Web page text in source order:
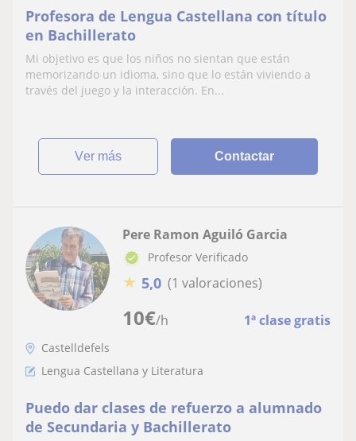
Profesora de Lengua Castellana con título
en Bachillerato
Mi objetivo es que los niños no sientan que están
memorizando un idioma, sino que lo están viviendo a
través del juego y la interacción. En...
ver más Contactar
10€/h 1ª clase gratis
Pere Ramon Aguiló Garcia
Profesor Verificado
★ 5,0 (1 valoraciones)
Castelldefels
Lengua Castellana y Literatura
Puedo dar clases de refuerzo a alumnado
de Secundaria y Bachillerato